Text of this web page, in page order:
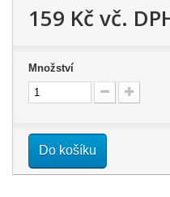
159 Kčvč.
Množství
Do košíku